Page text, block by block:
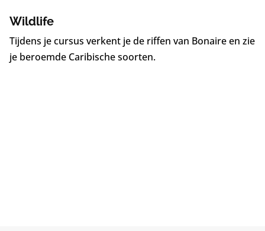
Wildlife
Tijdens je cursus verkent je de riffen van Bonaire en zie
je beroemde Caribische soorten.